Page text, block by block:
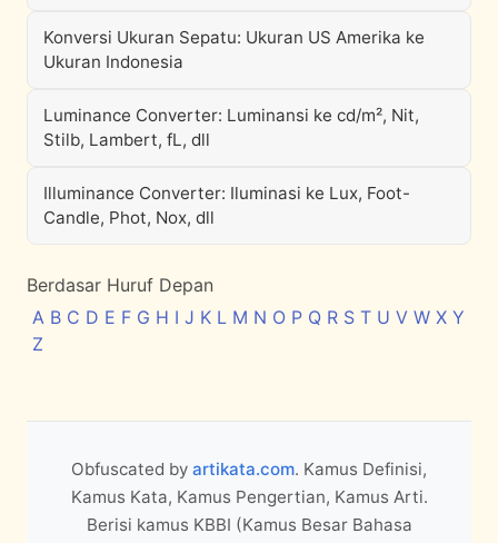
Konversi Ukuran Sepatu: Ukuran US Amerika ke
Ukuran Indonesia
Luminance Converter: Luminansi ke cd/m², Nit,
Stilb, Lambert, fL, dll
Illuminance Converter: Iluminasi ke Lux, Foot-
Candle, Phot, Nox, dll
Berdasar Huruf Depan
A B C D E F G H I J K L M N O P Q R S T U V W X Y
Z
Obfuscated by artikata.com. Kamus Definisi,
Kamus Kata, Kamus Pengertian, Kamus Arti.
Berisi kamus KBBI (Kamus Besar Bahasa